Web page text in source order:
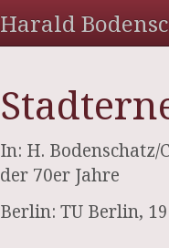
Harald
In: H.
der 70er Jahre
Berlin: TU Berlin,